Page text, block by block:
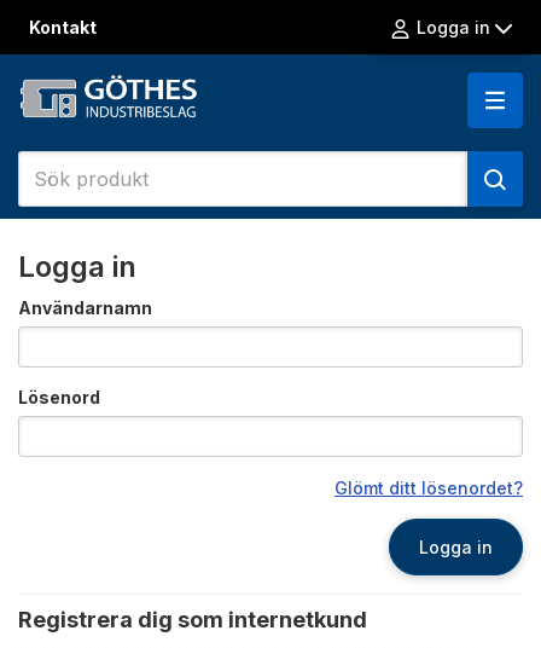
Kontakt Logga in
Logga in
Användarnamn
Lösenord
Glömt ditt lösenordet?
Logga in
Registrera dig som internetkund